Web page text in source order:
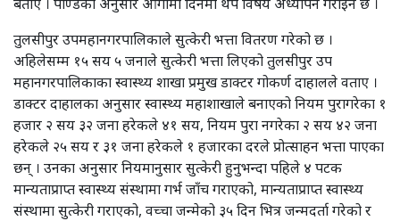
तुलसीपुर उपमहानगरपालिकाले सुत्केरी भत्ता वितरण गरेको छ ।
अहिलेसम्म १५ सय ५ जनाले सुत्केरी भत्ता लिएको तुलसीपुर उप
महानगरपालिकाका स्वास्थ्य शाखा प्रमुख डाक्टर गोकर्ण दाहालले वताए ।
डाक्टर दाहालका अनुसार स्वास्थ्य महाशाखाले बनाएको नियम पुरागरेका १
हजार २ सय ३२ जना हरेकले ४१ सय, नियम पुरा नगरेका २ सय ४२ जना
हरेकले २५ सय र ३१ जना हरेकले १ हजारका दरले प्रोत्साहन भत्ता पाएका
छन् । उनका अनुसार नियमानुसार सुत्केरी हुनुभन्दा पहिले ४ पटक
मान्यताप्राप्त स्वास्थ्य संस्थामा गर्भ जाँच गराएको, मान्यताप्राप्त स्वास्थ्य
संस्थामा सुत्केरी गराएको, वच्चा जन्मेको ३५ दिन भित्र जन्मदर्ता गरेको र